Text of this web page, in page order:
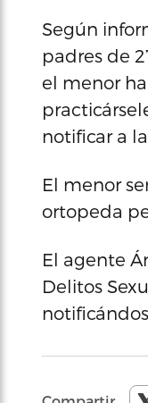
Según
padres de
el menor
notificar a
El menor
ortopeda
El agente
Delitos